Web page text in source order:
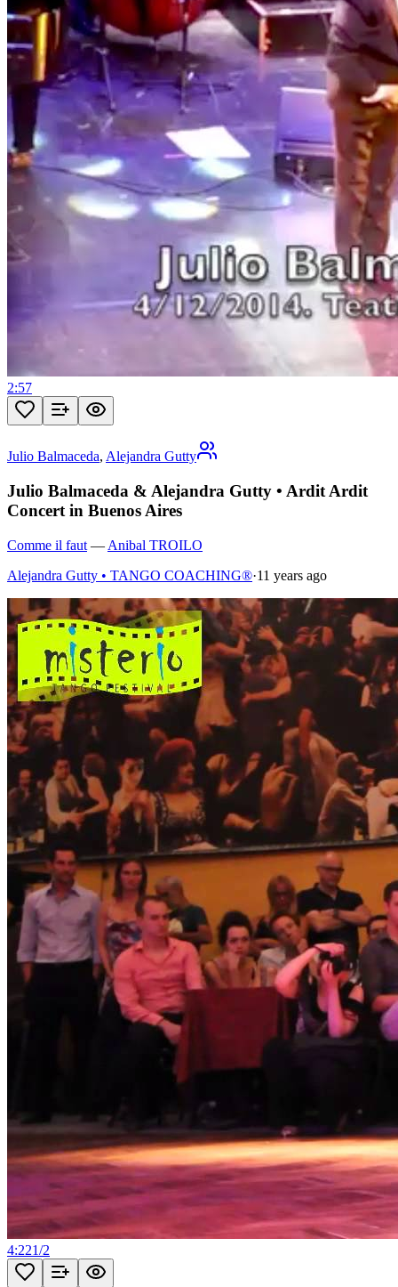
2:57
Julio Balmaceda, Alejandra Gutty
Julio Balmaceda & Alejandra Gutty • Ardit Ardit
Concert in Buenos Aires
Comme il faut — Anibal TROILO
Alejandra Gutty • TANGO COACHING®·11 years ago
4:221/2